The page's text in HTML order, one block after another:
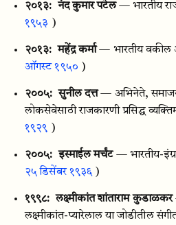
२०१३: नंद कुमार पटेल — भारतीय
१९५३ )
२०१३: महेंद्र कर्मा — भारतीय वकील
ऑगस्ट १९५० )
२००५: सुनील दत्त — अभिनेते,
लोकसेवेसाठी राजकारणी प्रसिद्ध
१९२९ )
२००५: इस्माईल मर्चंट — भारतीय-
२५ डिसेंबर १९३६ )
१९९८: लक्ष्मीकांत शांताराम कुडाळकर
लक्ष्मीकांत-प्यारेलाल या जोडीतील